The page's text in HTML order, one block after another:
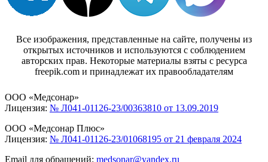
Все изображения, представленные на сайте, получены из
открытых источников и используются с соблюдением
авторских прав. Некоторые материалы взяты с ресурса
freepik.com и принадлежат их правообладателям
ООО «Медсонар»
Лицензия: № Л041-01126-23/00363810 от 13.09.2019
ООО «Медсонар Плюс»
Лицензия: № Л041-01126-23/01068195 от 21 февраля 2024
Email для обращений: medsonar@yandex.ru